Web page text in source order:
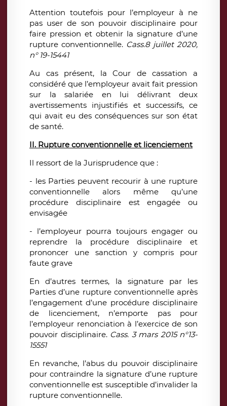
Attention toutefois pour l’employeur à ne
pas user de son pouvoir disciplinaire pour
faire pression et obtenir la signature d’une
rupture conventionnelle. Cass.8 juillet 2020,
n° 19-15441
Au cas présent, la Cour de cassation a
considéré que l’employeur avait fait pression
sur la salariée en lui délivrant deux
avertissements injustifiés et successifs, ce
qui avait eu des conséquences sur son état
de santé.
II. Rupture conventionnelle et licenciement
Il ressort de la Jurisprudence que :
- les Parties peuvent recourir à une rupture
conventionnelle alors même qu’une
procédure disciplinaire est engagée ou
envisagée
- l’employeur pourra toujours engager ou
reprendre la procédure disciplinaire et
prononcer une sanction y compris pour
faute grave
En d’autres termes, la signature par les
Parties d’une rupture conventionnelle après
l’engagement d’une procédure disciplinaire
de licenciement, n’emporte pas pour
l’employeur renonciation à l’exercice de son
pouvoir disciplinaire. Cass. 3 mars 2015 n°13-
15551
En revanche, l’abus du pouvoir disciplinaire
pour contraindre la signature d’une rupture
conventionnelle est susceptible d’invalider la
rupture conventionnelle.